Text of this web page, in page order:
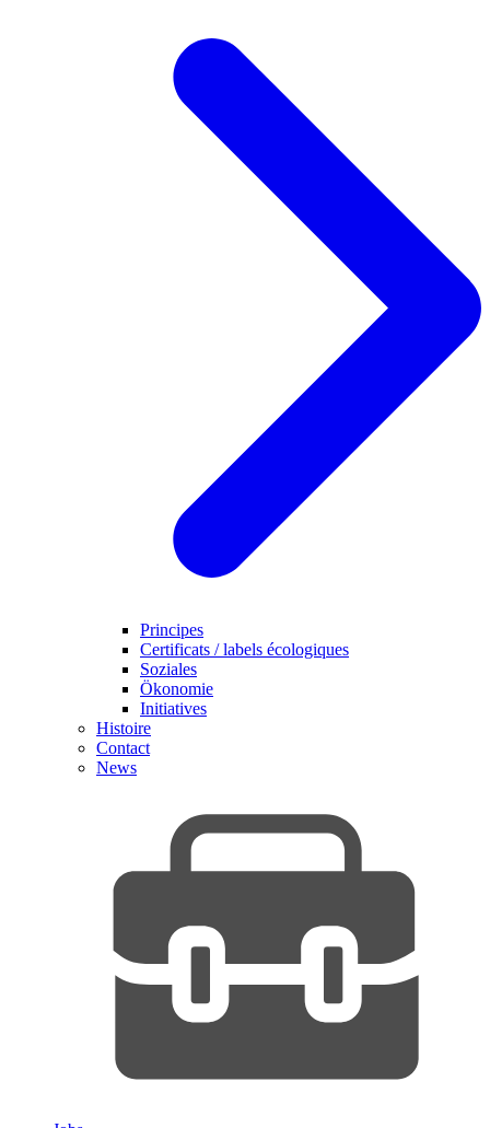
Principes
Certificats / labels écologiques
Soziales
Ökonomie
Initiatives
Histoire
Contact
News